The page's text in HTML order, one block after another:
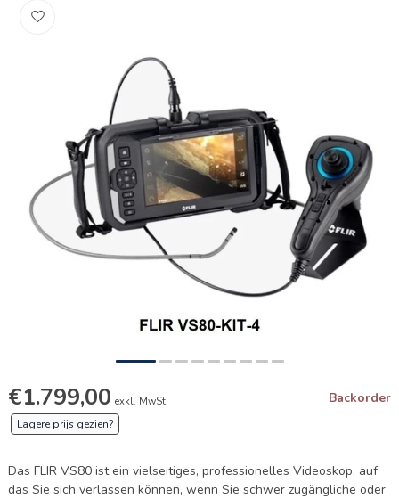
€1.799,00 exkl. MwSt. Backorder
Lagere prijs gezien?
Das FLIR VS80 ist ein vielseitiges, professionelles Videoskop, auf
das Sie sich verlassen können, wenn Sie schwer zugängliche oder